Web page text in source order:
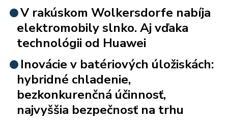
V rakúskom Wolkersdorfe nabíja
elektromobily slnko. Aj vďaka
technológii od Huawei
Inovácie v batériových úložiskách:
hybridné chladenie,
bezkonkurenčná účinnosť,
najvyššia bezpečnosť na trhu